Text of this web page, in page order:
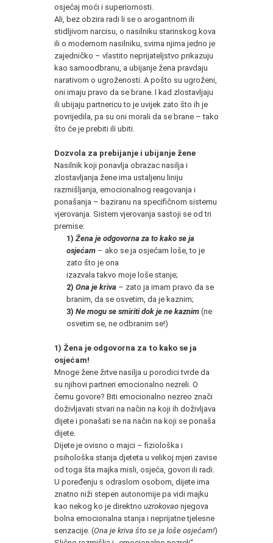
osjećaj moći i superiornosti.
Ali, bez obzira radi li se o arogantnom ili
stidljivom narcisu, o nasilniku starinskog kova
ili o modernom nasilniku, svima njima jedno je
zajedničko – vlastito neprijateljstvo prikazuju
kao samoodbranu, a ubijanje žena pravdaju
narativom o ugroženosti. A pošto su ugroženi,
oni imaju pravo da se brane. I kad zlostavljaju
ili ubijaju partnericu to je uvijek zato što ih je
povrijedila, pa su oni morali da se brane – tako
što će je prebiti ili ubiti.
Dozvola za prebijanje i ubijanje žene
Nasilnik koji ponavlja obrazac nasilja i
zlostavljanja žene ima ustaljenu liniju
razmišljanja, emocionalnog reagovanja i
ponašanja – baziranu na specifičnom sistemu
vjerovanja. Sistem vjerovanja sastoji se od tri
premise:
1) Žena je odgovorna za to kako se ja
osjećam – ako se ja osjećam loše, to je
zato što je ona
izazvala takvo moje loše stanje;
2) Ona je kriva – zato ja imam pravo da se
branim, da se osvetim, da je kaznim;
3) Ne mogu se smiriti dok je ne kaznim (ne
osvetim se, ne odbranim se!)
1) Žena je odgovorna za to kako se ja
osjećam!
Mnoge žene žrtve nasilja u porodici tvrde da
su njihovi partneri emocionalno nezreli. O
čemu govore? Biti emocionalno nezreo znači
doživljavati stvari na način na koji ih doživljava
dijete i ponašati se na način na koji se ponaša
dijete.
Dijete je ovisno o majci – fiziološka i
psihološka stanja djeteta u velikoj mjeri zavise
od toga šta majka misli, osjeća, govori ili radi.
U poređenju s odraslom osobom, dijete ima
znatno niži stepen autonomije pa vidi majku
kao nekog ko je direktno uzrokovao njegova
bolna emocionalna stanja i neprijatne tjelesne
senzacije. (Ona je kriva što se ja loše osjećam!)